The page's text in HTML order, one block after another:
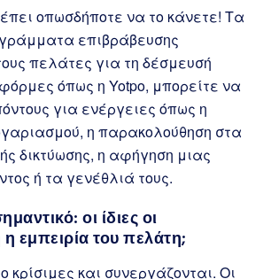
οπωσδήποτε να το κάνετε! Τα
επιβράβευσης
πελάτες για τη δέσμευσή
όπως η Yotpo, μπορείτε να
για ενέργειες όπως η
η παρακολούθηση στα
δικτύωσης, η αφήγηση μιας
ή τα γενέθλιά τους.
οι ίδιες οι
η εμπειρία του πελάτη;
κρίσιμες και συνεργάζονται. Οι